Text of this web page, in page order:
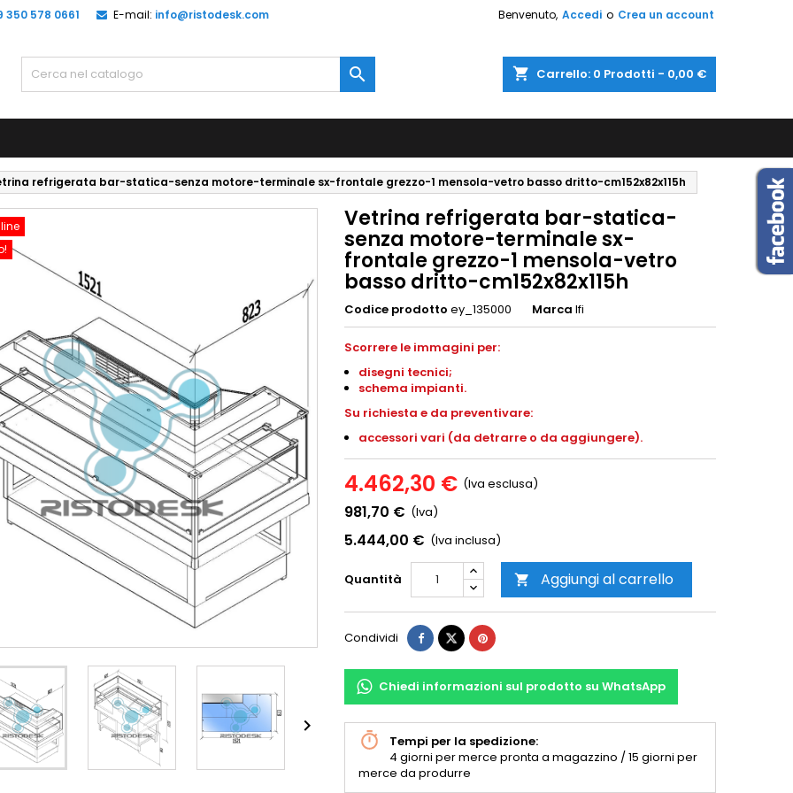
350 578 0661 E-mail: info@ristodesk.com Benvenuto, Accedi o Crea un account
shopping_cart Carrello: 0 Prodotti - 0,00 €

refrigerata bar-statica-senza motore-terminale sx-frontale grezzo-1 mensola-vetro basso dritto-cm152x82x115h

Vetrina refrigerata bar-statica-
senza motore-terminale sx-
frontale grezzo-1 mensola-vetro
basso dritto-cm152x82x115h
Codice prodotto ey_135000 Marca Ifi
Scorrere le immagini per:
disegni tecnici;
schema impianti.
Su richiesta e da preventivare:
accessori vari (da detrarre o da aggiungere).
4.462,30 € (Iva esclusa)
981,70 € (Iva)
5.444,00 € (Iva inclusa)
Quantità  Aggiungi al carrello
Condividi
Chiedi informazioni sul prodotto su WhatsApp
Tempi per la spedizione:
4 giorni per merce pronta a magazzino / 15 giorni per
merce da produrre